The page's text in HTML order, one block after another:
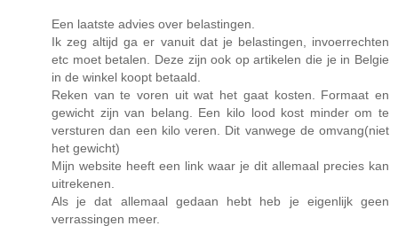
Een laatste advies over belastingen.
Ik zeg altijd ga er vanuit dat je belastingen, invoerrechten
etc moet betalen. Deze zijn ook op artikelen die je in Belgie
in de winkel koopt betaald.
Reken van te voren uit wat het gaat kosten. Formaat en
gewicht zijn van belang. Een kilo lood kost minder om te
versturen dan een kilo veren. Dit vanwege de omvang(niet
het gewicht)
Mijn website heeft een link waar je dit allemaal precies kan
uitrekenen.
Als je dat allemaal gedaan hebt heb je eigenlijk geen
verrassingen meer.